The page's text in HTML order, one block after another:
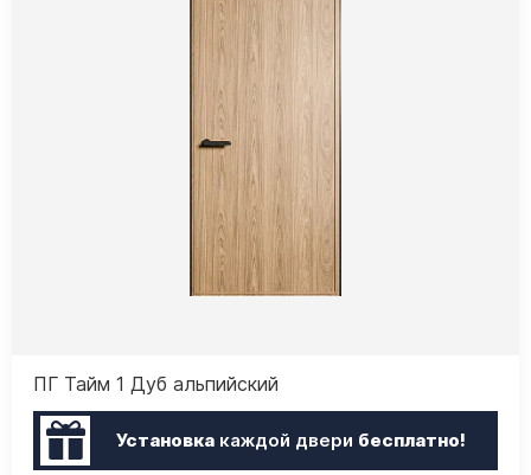
ПГ Тайм 1 Дуб альпийский
Установкакаждой двери бесплатно!